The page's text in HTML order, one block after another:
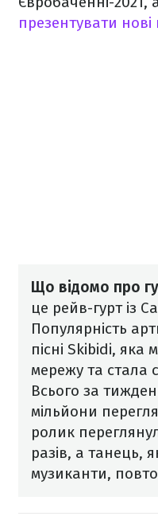
презентувати нові
Що відомо про
це рейв-гурт із
Популярність
пісні Skibidi,
мережу та стала
Всього за
мільйони
ролик
разів, а танець,
музиканти,